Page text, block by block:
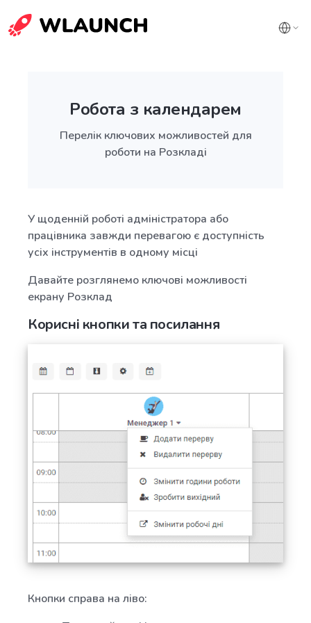
Робота з календарем
Перелік ключових можливостей для
роботи на Розкладі
У щоденній роботі адміністратора або
працівника завжди перевагою є доступність
усіх інструментів в одному місці
Давайте розглянемо ключові можливості
екрану Розклад
Корисні кнопки та посилання
Кнопки справа на ліво: